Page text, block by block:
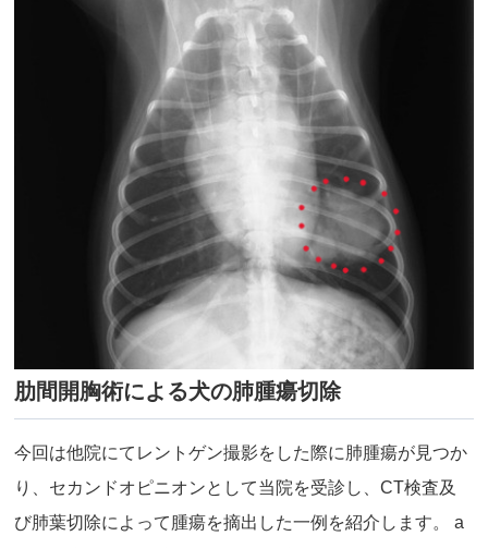
肋間開胸術による犬の肺腫瘍切除
今回は他院にてレントゲン撮影をした際に肺腫瘍が見つか
り、セカンドオピニオンとして当院を受診し、CT検査及
び肺葉切除によって腫瘍を摘出した一例を紹介します。 a